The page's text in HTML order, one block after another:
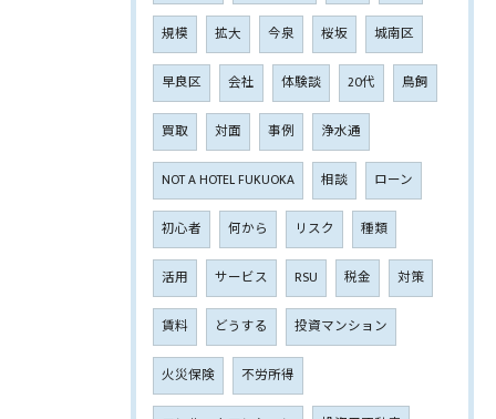
規模 拡大 今泉 桜坂 城南区
早良区 会社 体験談 20代 鳥飼
買取 対面 事例 浄水通
NOT A HOTEL FUKUOKA 相談 ローン
初心者 何から リスク 種類
活用 サービス RSU 税金 対策
賃料 どうする 投資マンション
火災保険 不労所得